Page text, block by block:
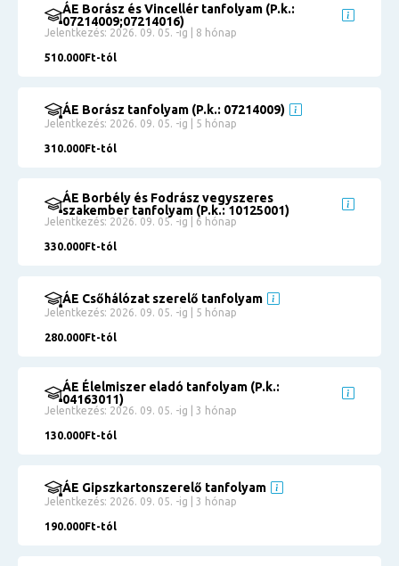
ÁE Borász és Vincellér tanfolyam (P.k.:
07214009;07214016)
Jelentkezés: 2026. 09. 05. -ig | 8 hónap
510.000Ft-tól
ÁE Borász tanfolyam (P.k.: 07214009)
Jelentkezés: 2026. 09. 05. -ig | 5 hónap
310.000Ft-tól
ÁE Borbély és Fodrász vegyszeres
szakember tanfolyam (P.k.: 10125001)
Jelentkezés: 2026. 09. 05. -ig | 6 hónap
330.000Ft-tól
ÁE Csőhálózat szerelő tanfolyam
Jelentkezés: 2026. 09. 05. -ig | 5 hónap
280.000Ft-tól
ÁE Élelmiszer eladó tanfolyam (P.k.:
04163011)
Jelentkezés: 2026. 09. 05. -ig | 3 hónap
130.000Ft-tól
ÁE Gipszkartonszerelő tanfolyam
Jelentkezés: 2026. 09. 05. -ig | 3 hónap
190.000Ft-tól